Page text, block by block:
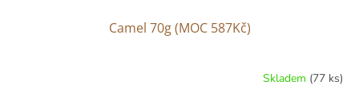
Camel 70g (MOC 587Kč)
Skladem (77 ks)